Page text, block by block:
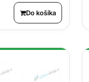
Do košíka